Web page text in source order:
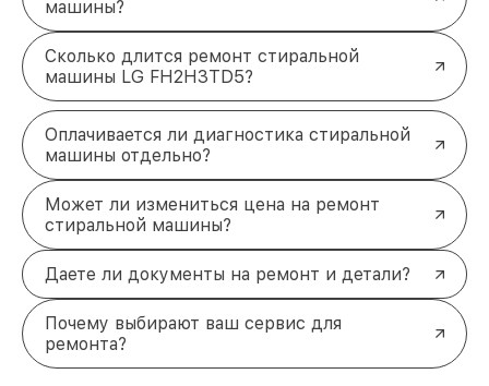
машины?
Сколько длится ремонт стиральной
машины LG FH2H3TD5?
Оплачивается ли диагностика стиральной
машины отдельно?
Может ли измениться цена на ремонт
стиральной машины?
Даете ли документы на ремонт и детали?
Почему выбирают ваш сервис для
ремонта?